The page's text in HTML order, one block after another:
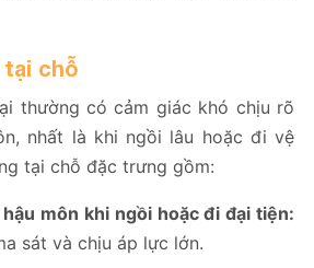
tại chỗ
thường có cảm giác khó chịu rõ
nhất là khi ngồi lâu hoặc đi vệ
tại chỗ đặc trưng gồm:
môn khi ngồi hoặc đi đại tiện:
sát và chịu áp lực lớn.